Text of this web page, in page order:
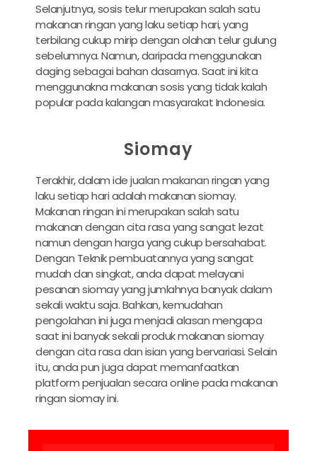
Selanjutnya, sosis telur merupakan salah satu
makanan ringan yang laku setiap hari, yang
terbilang cukup mirip dengan olahan telur gulung
sebelumnya. Namun, daripada menggunakan
daging sebagai bahan dasarnya. Saat ini kita
menggunakna makanan sosis yang tidak kalah
popular pada kalangan masyarakat Indonesia.
Siomay
Terakhir, dalam ide jualan makanan ringan yang
laku setiap hari adalah makanan siomay.
Makanan ringan ini merupakan salah satu
makanan dengan cita rasa yang sangat lezat
namun dengan harga yang cukup bersahabat.
Dengan Teknik pembuatannya yang sangat
mudah dan singkat, anda dapat melayani
pesanan siomay yang jumlahnya banyak dalam
sekali waktu saja. Bahkan, kemudahan
pengolahan ini juga menjadi alasan mengapa
saat ini banyak sekali produk makanan siomay
dengan cita rasa dan isian yang bervariasi. Selain
itu, anda pun juga dapat memanfaatkan
platform penjualan secara online pada makanan
ringan siomay ini.